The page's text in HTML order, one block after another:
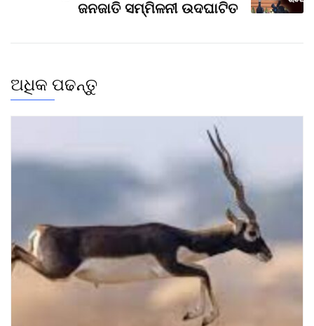
ଜନଜାତି ସମ୍ମିଳନୀ ଉଦଘାଟିତ
ଅଧିକ ପଢନ୍ତୁ